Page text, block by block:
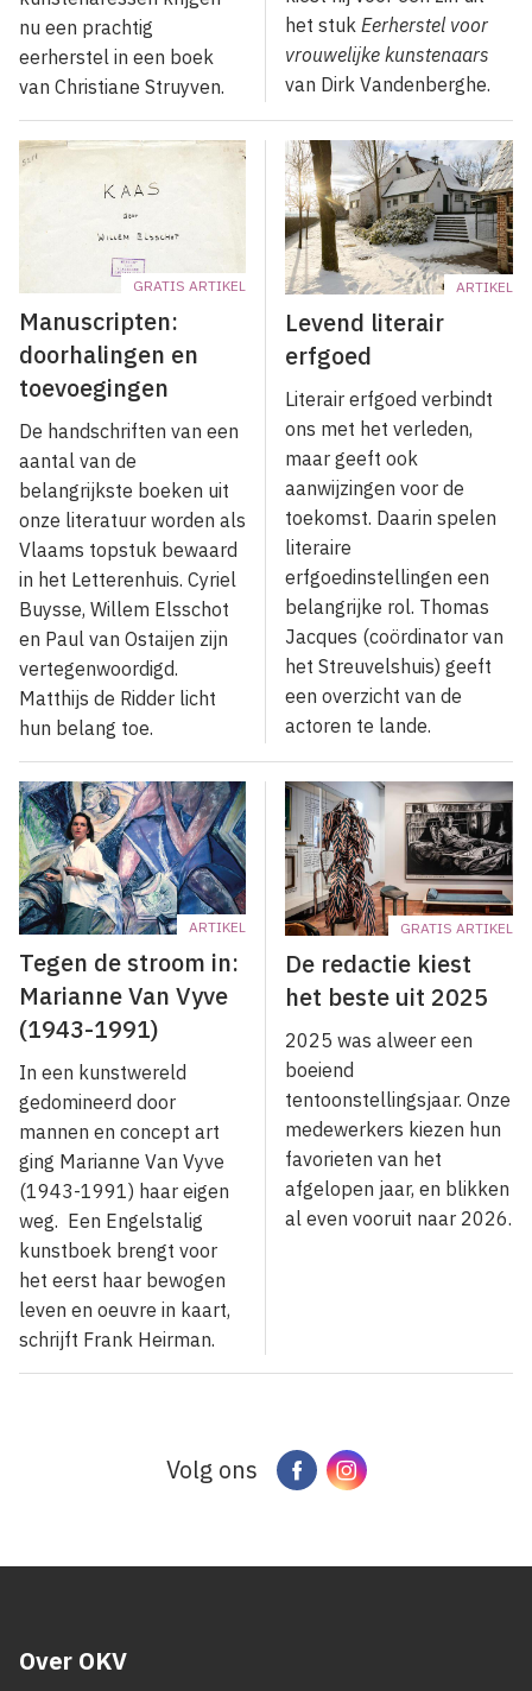
nu een prachtig
eerherstel in een boek
van Christiane Struyven.
het stuk Eerherstel voor
vrouwelijke kunstenaars
van Dirk Vandenberghe.
GRATIS ARTIKEL
Manuscripten:
doorhalingen en
toevoegingen
De handschriften van een
aantal van de
belangrijkste boeken uit
onze literatuur worden als
Vlaams topstuk bewaard
in het Letterenhuis. Cyriel
Buysse, Willem Elsschot
en Paul van Ostaijen zijn
vertegenwoordigd.
Matthijs de Ridder licht
hun belang toe.
ARTIKEL
Levend literair
erfgoed
Literair erfgoed verbindt
ons met het verleden,
maar geeft ook
aanwijzingen voor de
toekomst. Daarin spelen
literaire
erfgoedinstellingen een
belangrijke rol. Thomas
Jacques (coördinator van
het Streuvelshuis) geeft
een overzicht van de
actoren te lande.
ARTIKEL
Tegen de stroom in:
Marianne Van Vyve
(1943-1991)
In een kunstwereld
gedomineerd door
mannen en concept art
ging Marianne Van Vyve
(1943-1991) haar eigen
weg. Een Engelstalig
kunstboek brengt voor
het eerst haar bewogen
leven en oeuvre in kaart,
schrijft Frank Heirman.
GRATIS ARTIKEL
De redactie kiest
het beste uit 2025
2025 was alweer een
boeiend
tentoonstellingsjaar. Onze
medewerkers kiezen hun
favorieten van het
afgelopen jaar, en blikken
al even vooruit naar 2026.
Volg ons FacebookInstagram
Over OKV